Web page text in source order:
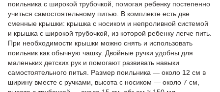
поильника с широкой трубочкой, помогая ребенку постепенно
учиться самостоятельному питью. В комплекте есть две
сменные крышки: крышка с носиком и непроливной системой
и крышка с широкой трубочкой, из которой ребенку легче пить.
При необходимости крышки можно снять и использовать
поильник как обычную чашку. Двойные ручки удобны для
маленьких детских рук и помогают развивать навыки
самостоятельного питья. Размер поильника — около 12 см в
ширину вместе с ручками, высота с носиком — около 7 см,